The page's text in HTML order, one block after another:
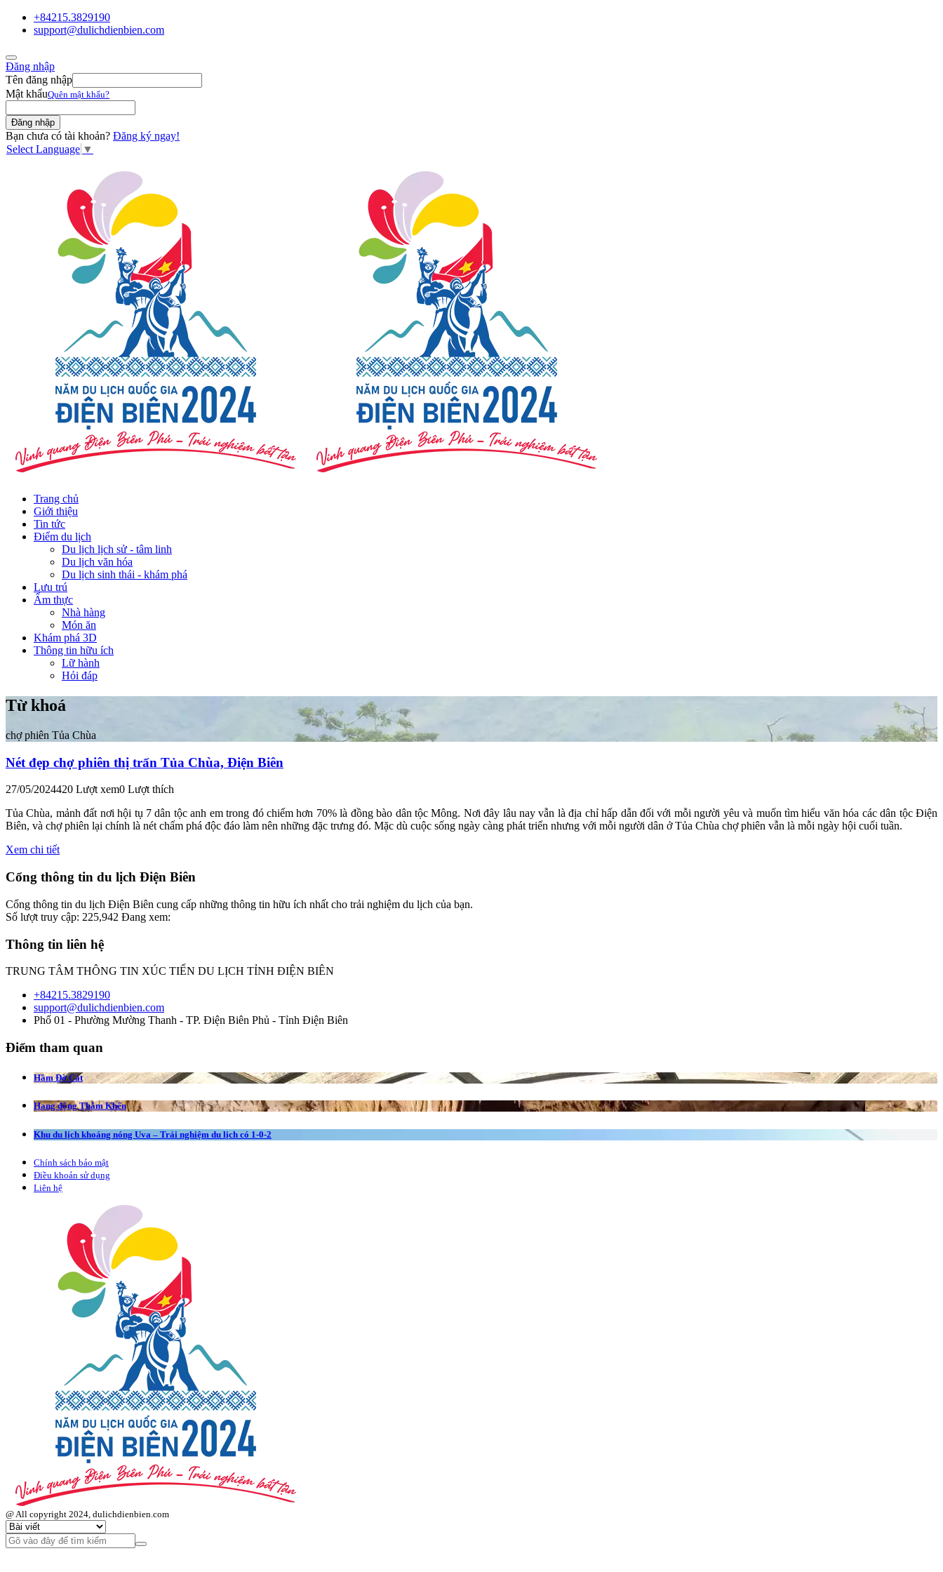
+84215.3829190
support@dulichdienbien.com
Đăng nhập
Tên đăng nhập
Mật khẩuQuên mật khẩu?
Bạn chưa có tài khoản? Đăng ký ngay!
Select Language ▼
Trang chủ
Giới thiệu
Tin tức
Điểm du lịch
Du lịch lịch sử - tâm linh
Du lịch văn hóa
Du lịch sinh thái - khám phá
Lưu trú
Ẩm thực
Nhà hàng
Món ăn
Khám phá 3D
Thông tin hữu ích
Lữ hành
Hỏi đáp
Từ khoá
chợ phiên Tủa Chùa
Nét đẹp chợ phiên thị trấn Tủa Chùa, Điện Biên
27/05/2024420 Lượt xem0 Lượt thích
Tủa Chùa, mảnh đất nơi hội tụ 7 dân tộc anh em trong đó chiếm hơn 70% là đồng bào dân tộc Mông. Nơi đây lâu nay vẫn là địa chỉ hấp dẫn đối với mỗi người yêu và muốn tìm hiểu văn hóa các dân tộc Điện
Biên, và chợ phiên lại chính là nét chấm phá độc đáo làm nên những đặc trưng đó. Mặc dù cuộc sống ngày càng phát triển nhưng với mỗi người dân ở Tủa Chùa chợ phiên vẫn là mỗi ngày hội cuối tuần.
Xem chi tiết
Cổng thông tin du lịch Điện Biên
Cổng thông tin du lịch Điện Biên cung cấp những thông tin hữu ích nhất cho trải nghiệm du lịch của bạn.
Số lượt truy cập: 225,942 Đang xem:
Thông tin liên hệ
TRUNG TÂM THÔNG TIN XÚC TIẾN DU LỊCH TỈNH ĐIỆN BIÊN
+84215.3829190
support@dulichdienbien.com
Phố 01 - Phường Mường Thanh - TP. Điện Biên Phủ - Tỉnh Điện Biên
Điểm tham quan
Hầm Đờ Cát
Hang động Thẳm Khến
Khu du lịch khoáng nóng Uva – Trải nghiệm du lịch có 1-0-2
Chính sách bảo mật
Điều khoản sử dụng
Liên hệ
@ All copyright 2024, dulichdienbien.com